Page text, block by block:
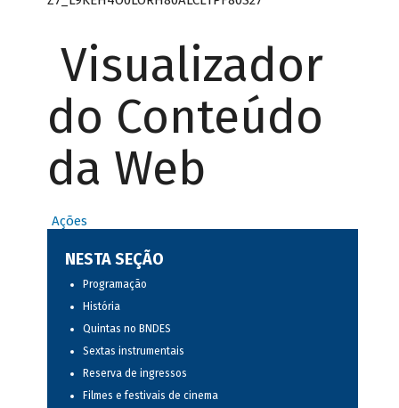
Visualizador
do Conteúdo
da Web
Ações
NESTA SEÇÃO
Programação
História
Quintas no BNDES
Sextas instrumentais
Reserva de ingressos
Filmes e festivais de cinema